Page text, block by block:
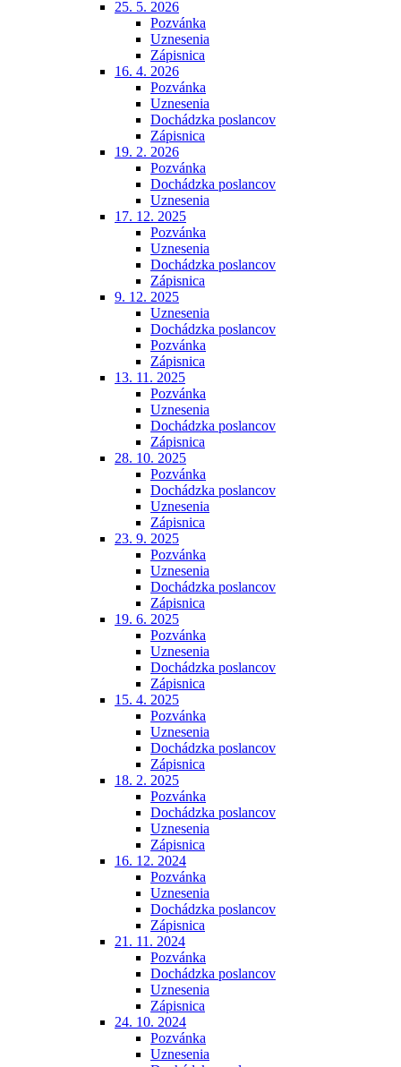
25. 5. 2026
Pozvánka
Uznesenia
Zápisnica
16. 4. 2026
Pozvánka
Uznesenia
Dochádzka poslancov
Zápisnica
19. 2. 2026
Pozvánka
Dochádzka poslancov
Uznesenia
17. 12. 2025
Pozvánka
Uznesenia
Dochádzka poslancov
Zápisnica
9. 12. 2025
Uznesenia
Dochádzka poslancov
Pozvánka
Zápisnica
13. 11. 2025
Pozvánka
Uznesenia
Dochádzka poslancov
Zápisnica
28. 10. 2025
Pozvánka
Dochádzka poslancov
Uznesenia
Zápisnica
23. 9. 2025
Pozvánka
Uznesenia
Dochádzka poslancov
Zápisnica
19. 6. 2025
Pozvánka
Uznesenia
Dochádzka poslancov
Zápisnica
15. 4. 2025
Pozvánka
Uznesenia
Dochádzka poslancov
Zápisnica
18. 2. 2025
Pozvánka
Dochádzka poslancov
Uznesenia
Zápisnica
16. 12. 2024
Pozvánka
Uznesenia
Dochádzka poslancov
Zápisnica
21. 11. 2024
Pozvánka
Dochádzka poslancov
Uznesenia
Zápisnica
24. 10. 2024
Pozvánka
Uznesenia